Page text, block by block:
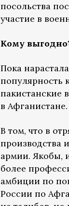
посольства
участие в
Кому
Пока
популярность
пакистанские
в Афганистане.
В том, что в
производства
армии. Якобы,
более
амбиции по
России по